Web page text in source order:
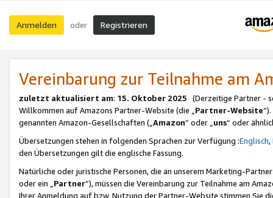
Anmelden oder Registrieren
Vereinbarung zur Teilnahme am
zuletzt aktualisiert am: 15. Oktober 2025 (Derzeitige Partner -
Willkommen auf Amazons Partner-Website (die „Partner-Website
genannten Amazon-Gesellschaften („Amazon“ oder „uns“ oder
Übersetzungen stehen in folgenden Sprachen zur Verfügung :Englisch,
den Übersetzungen gilt die englische Fassung.
Natürliche oder juristische Personen, die an unserem Marketing-
oder ein „Partner“), müssen die Vereinbarung zur Teilnahme am
Ihrer Anmeldung auf bzw. Nutzung der Partner-Website stimmen Sie